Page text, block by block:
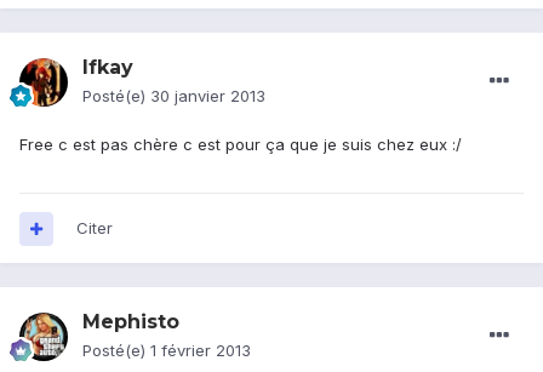
Ifkay
Posté(e) 30 janvier 2013
Free c est pas chère c est pour ça que je suis chez eux :/
Citer
Mephisto
Posté(e) 1 février 2013